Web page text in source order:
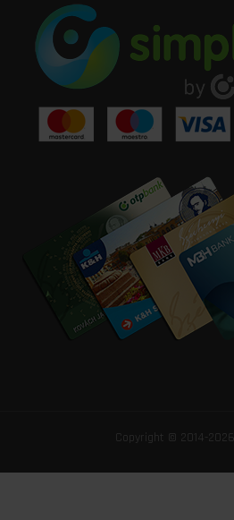
Copyright © 2014-2026